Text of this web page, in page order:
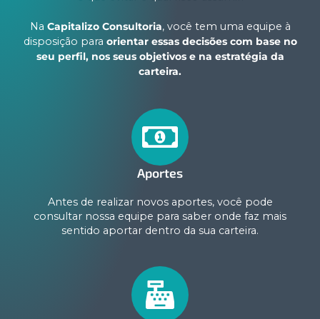
Na Capitalizo Consultoria, você tem uma equipe à
disposição para orientar essas decisões com base no
seu perfil, nos seus objetivos e na estratégia da
carteira.
Aportes
Antes de realizar novos aportes, você pode
consultar nossa equipe para saber onde faz mais
sentido aportar dentro da sua carteira.